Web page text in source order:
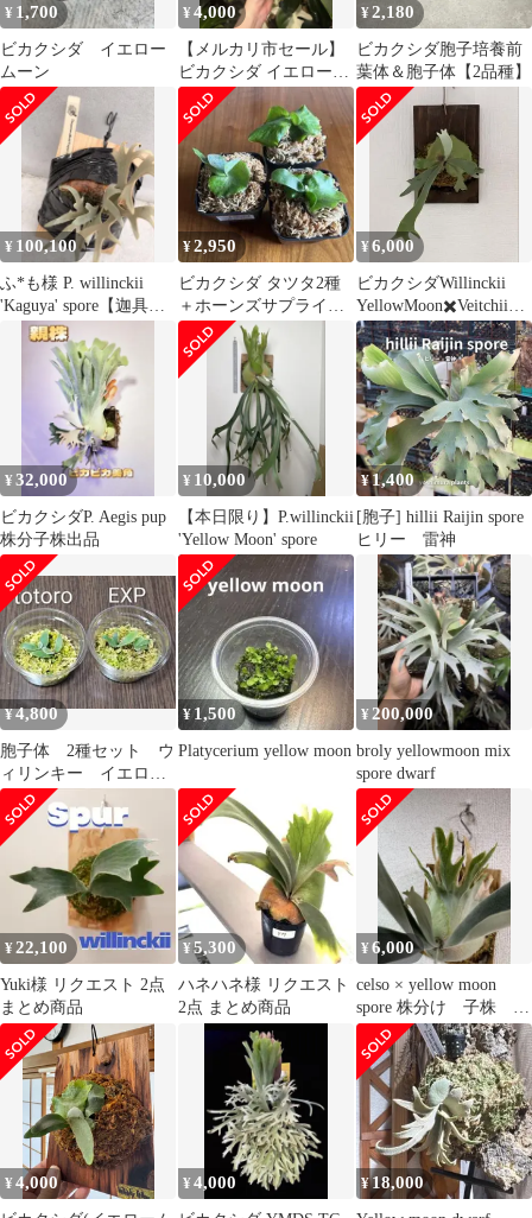
¥ 1,700
ビカクシダ イエロー
ムーン
¥4,000
【メルカリ市セール】
ビカクシダ イエローム
ーン
¥2,180
ビカクシダ胞子培養前
葉体＆胞子体【2品種】
¥ 100,100
ふ*も様 P. willinckii
'Kaguya' spore【迦具
夜】 ビ
¥2,950
ビカクシダ タツタ2種
＋ホーンズサプライズ
＋おまけ1種
¥6,000
ビカクシダWillinckii
YellowMoon✖️Veitchii
wild
¥32,000
ビカクシダP. Aegis pup
株分子株出品
¥ 10,000
【本日限り】P.willinckii
'Yellow Moon' spore
¥1,400
[胞子] hillii Raijin spore
ヒリー 雷神
¥4,800
胞子体 2種セット ウ
ィリンキー イエロー
ムーンドワーフトト
ロ ＥＸＰ
¥ 1,500
Platycerium yellow moon
¥ 200,000
broly yellowmoon mix
spore dwarf
¥22,100
Yuki様 リクエスト 2点
まとめ商品
¥5,300
ハネハネ様 リクエスト
2点 まとめ商品
¥6,000
celso × yellow moon
spore 株分け 子株 ビ
カクシダ
¥4,000 ¥4,000 ¥18,000